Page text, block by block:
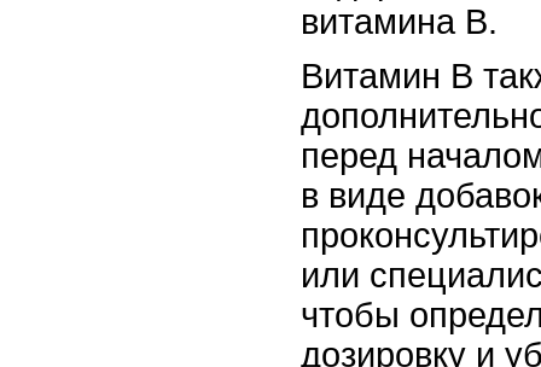
витамина В.
Витамин В
перед
в виде
или
чтобы
дозировку и